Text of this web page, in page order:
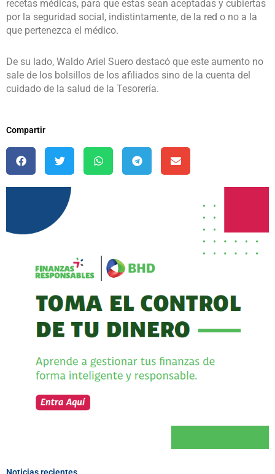
recetas médicas, para que estas sean aceptadas y cubiertas
por la seguridad social, indistintamente, de la red o no a la
que pertenezca el médico.
De su lado, Waldo Ariel Suero destacó que este aumento no
sale de los bolsillos de los afiliados sino de la cuenta del
cuidado de la salud de la Tesorería.
Compartir
Noticias recientes